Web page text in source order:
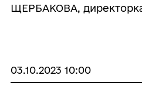
ЩЕРБАКОВА,
особистість, яка понад
03.10.2023 10:00